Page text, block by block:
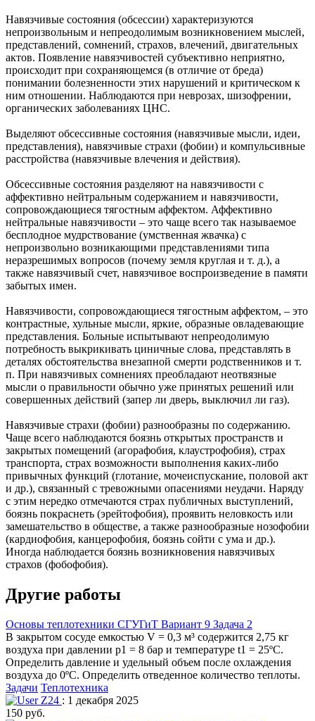
Навязчивые состояния (обсессии) характеризуются
непроизвольным и непреодолимым возникновением мыслей,
представлений, сомнений, страхов, влечений, двигательных
актов. Появление навязчивостей субъективно неприятно,
происходит при сохраняющемся (в отличие от бреда)
понимании болезненности этих нарушений и критическом к
ним отношении. Наблюдаются при неврозах, шизофрении,
органических заболеваниях ЦНС.
Выделяют обсессивные состояния (навязчивые мысли, идеи,
представления), навязчивые страхи (фобии) и компульсивные
расстройства (навязчивые влечения и действия).
Обсессивные состояния разделяют на навязчивости с
аффективно нейтральным содержанием и навязчивости,
сопровождающиеся тягостным аффектом. Аффективно
нейтральные навязчивости – это чаще всего так называемое
бесплодное мудрствование (умственная жвачка) с
непроизвольно возникающими представлениями типа
неразрешимых вопросов (почему земля круглая и т. д.), а
также навязчивый счет, навязчивое воспроизведение в памяти
забытых имен.
Навязчивости, сопровождающиеся тягостным аффектом, – это
контрастные, хульные мысли, яркие, образные овладевающие
представления. Больные испытывают непреодолимую
потребность выкрикивать циничные слова, представлять в
деталях обстоятельства внезапной смерти родственников и т.
п. При навязчивых сомнениях преобладают неотвязные
мысли о правильности обычно уже принятых решений или
совершенных действий (запер ли дверь, выключил ли газ).
Навязчивые страхи (фобии) разнообразны по содержанию.
Чаще всего наблюдаются боязнь открытых пространств и
закрытых помещений (агорафобия, клаустрофобия), страх
транспорта, страх возможности выполнения каких-либо
привычных функций (глотание, мочеиспускание, половой акт
и др.), связанный с тревожными опасениями неудачи. Наряду
с этим нередко отмечаются страх публичных выступлений,
боязнь покраснеть (эрейтофобия), проявить неловкость или
замешательство в обществе, а также разнообразные нозофобии
(кардиофобия, канцерофобия, боязнь сойти с ума и др.).
Иногда наблюдается боязнь возникновения навязчивых
страхов (фобофобия).
Другие работы
Основы теплотехники СГУГиТ Вариант 9 Задача 2
В закрытом сосуде емкостью V = 0,3 м³ содержится 2,75 кг
воздуха при давлении р1 = 8 бар и температуре t1 = 25ºС.
Определить давление и удельный объем после охлаждения
воздуха до 0ºС. Определить отведенное количество теплоты.
Задачи Теплотехника
Z24 : 1 декабря 2025
150 руб.